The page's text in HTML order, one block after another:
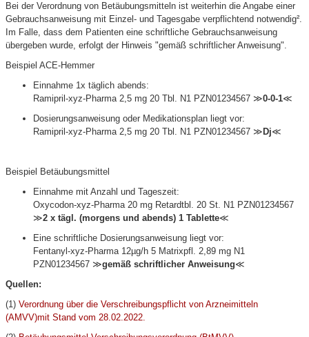
Bei der Verordnung von Betäubungsmitteln ist weiterhin die Angabe einer
Gebrauchsanweisung mit Einzel- und Tagesgabe verpflichtend notwendig².
Im Falle, dass dem Patienten eine schriftliche Gebrauchsanweisung
übergeben wurde, erfolgt der Hinweis "gemäß schriftlicher Anweisung".
Beispiel ACE-Hemmer
Einnahme 1x täglich abends:
Ramipril-xyz-Pharma 2,5 mg 20 Tbl. N1 PZN01234567 ≫0-0-1≪
Dosierungsanweisung oder Medikationsplan liegt vor:
Ramipril-xyz-Pharma 2,5 mg 20 Tbl. N1 PZN01234567 ≫ Dj≪
Beispiel Betäubungsmittel
Einnahme mit Anzahl und Tageszeit:
Oxycodon-xyz-Pharma 20 mg Retardtbl. 20 St. N1 PZN01234567
≫2 x tägl. (morgens und abends) 1 Tablette≪
Eine schriftliche Dosierungsanweisung liegt vor:
Fentanyl-xyz-Pharma 12µg/h 5 Matrixpfl. 2,89 mg N1
PZN01234567 ≫gemäß schriftlicher Anweisung≪
Quellen:
(1) Verordnung über die Verschreibungspflicht von Arzneimitteln
(AMVV)mit Stand vom 28.02.2022.